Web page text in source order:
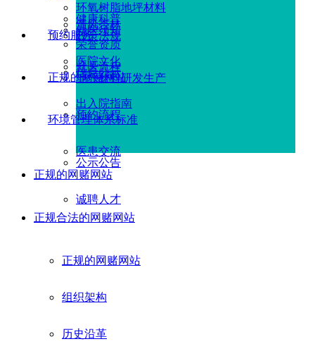
环氧树脂地坪材料
荣誉资质
健康科普
清风杏林
医院文化
就医须知
就医流程
出入院指南
政策法规
信息公示
预约服务
地坪材料研发生产
预约流程
医患交流
正规的网赌网站
环境管理体系标准
公示公告
诚聘人才
正规的网赌网站
正规合法的网赌网站
正规的网赌网站
组织架构
历史沿革